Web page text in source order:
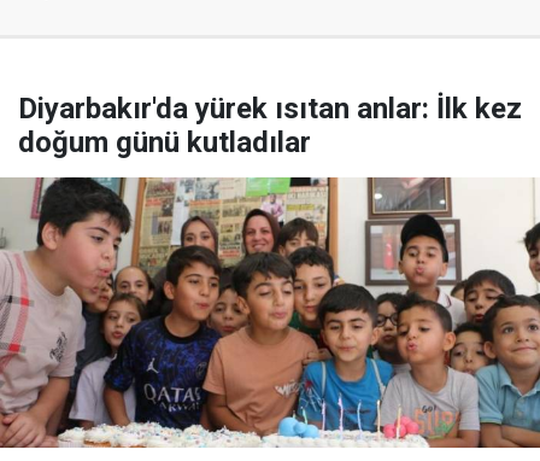
Diyarbakır'da yürek ısıtan anlar: İlk kez
doğum günü kutladılar